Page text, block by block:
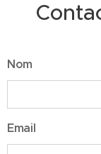
Nom
Email